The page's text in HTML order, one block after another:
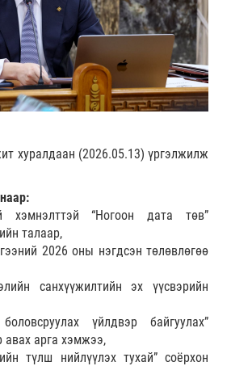
хуралдаан (2026.05.13) үргэлжилж
хэмнэлттэй “Ногоон дата төв”
талаар,
2026 оны нэгдсэн төлөвлөгөө
санхүүжилтийн эх үүсвэрийн
үйлдвэр байгуулах”
авах арга хэмжээ,
түлш нийлүүлэх тухай” соёрхон